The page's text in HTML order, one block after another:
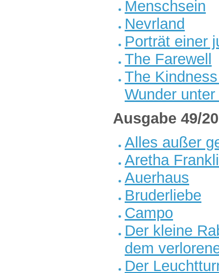
Menschsein
Nevrland
Porträt einer
The Farewell
The
Wunder
Ausgabe 49/
Alles außer
Aretha
Auerhaus
Bruderliebe
Campo
Der kleine
dem
Der